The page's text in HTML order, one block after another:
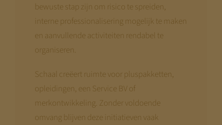
bewuste stap zijn om risico te spreiden,
interne professionalisering mogelijk te maken
en aanvullende activiteiten rendabel te
organiseren.
Schaal creëert ruimte voor pluspakketten,
opleidingen, een Service BV of
merkontwikkeling. Zonder voldoende
omvang blijven deze initiatieven vaak